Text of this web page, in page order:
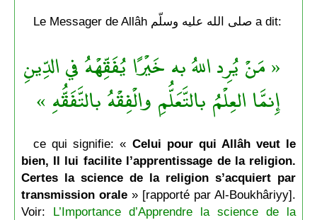
Le Messager de Allâh صلى الله عليه وسلّم a dit:
« مَنْ يُرِد اللهُ به خَيْرًا يُفَقِّهْهُ في الدِّينِ
إِنمَّا العِلْمُ بالتَّعَلُّمِ والْفِقْهُ بالتَّفَقُّهِ »
ce qui signifie: « Celui pour qui Allâh veut le
bien, Il lui facilite l’apprentissage de la religion.
Certes la science de la religion s’acquiert par
transmission orale» [rapporté par Al-Boukhâriyy].
Voir: L’Importance d’Apprendre la science de la